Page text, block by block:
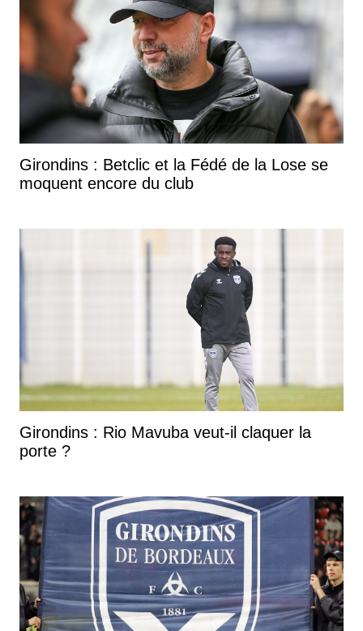
Girondins : Betclic et la Fédé de la Lose se
moquent encore du club
Girondins : Rio Mavuba veut-il claquer la
porte ?